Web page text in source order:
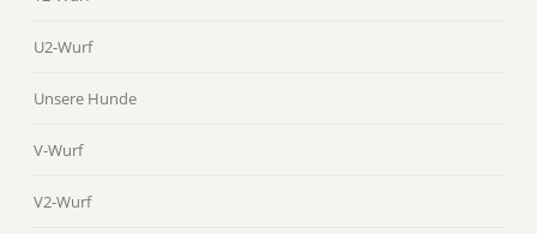
U2-Wurf
Unsere Hunde
V-Wurf
V2-Wurf